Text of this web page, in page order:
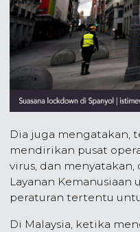
Dia juga mengatakan,
mendirikan pusat
virus, dan
Layanan
peraturan tertentu
Di Malaysia, ketika